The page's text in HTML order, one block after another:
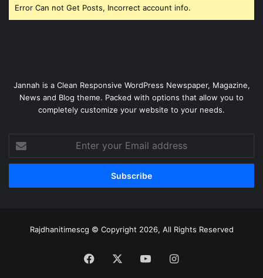
Error Can not Get Posts, Incorrect account info.
Jannah is a Clean Responsive WordPress Newspaper, Magazine,
News and Blog theme. Packed with options that allow you to
completely customize your website to your needs.
your
Email
Rajdhanitimescg © Copyright 2026, All Rights Reserved
Facebook YouTubeInstagram